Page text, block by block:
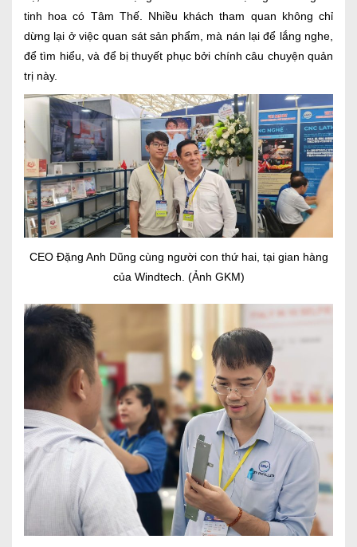
tinh hoa có Tâm Thế. Nhiều khách tham quan không chỉ
dừng lại ở việc quan sát sản phẩm, mà nán lại để lắng nghe,
để tìm hiểu, và để bị thuyết phục bởi chính câu chuyện quản
trị này.
CEO Đặng Anh Dũng cùng người con thứ hai, tại gian hàng
của Windtech. (Ảnh GKM)